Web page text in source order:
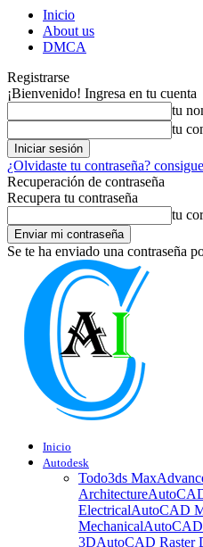
Inicio
About us
DMCA
Registrarse
¡Bienvenido! Ingresa en tu cuenta
tu
tu
¿Olvidaste tu contraseña?
Recuperación de contraseña
Recupera tu contraseña
tu
Se te ha enviado una contraseña
Inicio
Autodesk
Todo3ds Max
Architecture
ElectricalAutoCAD
Mechanical
3DAutoCAD Raster